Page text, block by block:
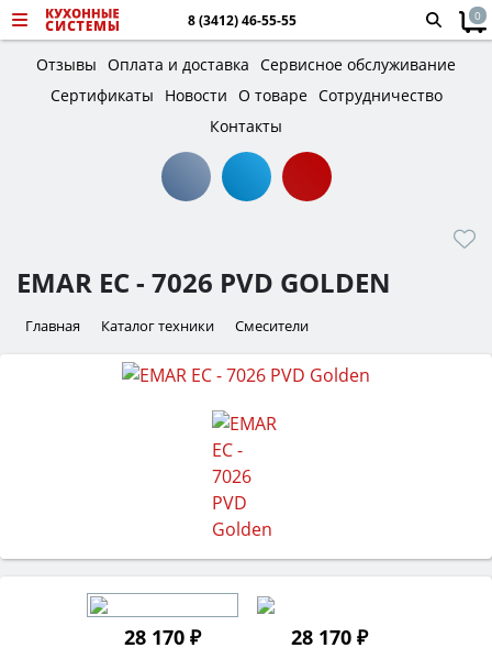
8 (3412) 46-55-55 0
Отзывы Оплата и доставка Сервисное обслуживание
Сертификаты
Новости О товаре Сотрудничество
Контакты
EMAR ЕС - 7026 PVD GOLDEN
Главная Каталог техники Смесители
28 170 ₽ 28 170 ₽